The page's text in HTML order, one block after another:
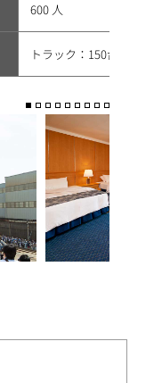
600 人
トラック：150台、乗用